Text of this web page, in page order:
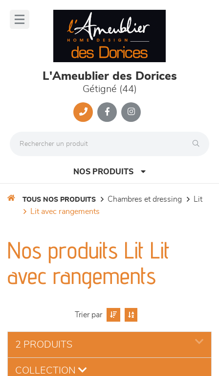
L'Ameublier des Dorices
Gétigné (44)
NOS PRODUITS
séjours
meubles de complément
literie
outdoor
TOUS NOS PRODUITS chambres et dressing
lit
lit avec rangements
Nos produits Lit Lit
avec rangements
Trier par
2 PRODUITS
COLLECTION